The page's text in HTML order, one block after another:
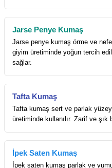
Jarse Penye Kumaş
Jarse penye kumaş örme ve
giyim üretiminde yoğun tercih
sağlar.
Tafta Kumaş
Tafta kumaş sert ve parlak
üretiminde kullanılır. Zarif ve şık
İpek Saten Kumaş
İpek saten kumaş parlak ve